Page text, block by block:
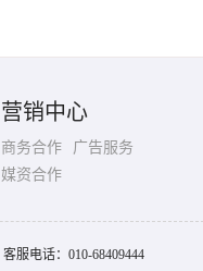
营销中心
商务合作
广告服务
媒资合作
客服电话： 010-68409444